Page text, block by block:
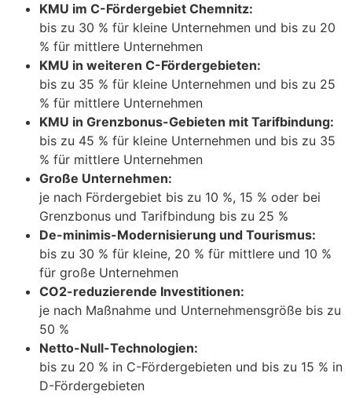
KMU im C-Fördergebiet Chemnitz:
bis zu 30 % für kleine Unternehmen und bis zu 20
% für mittlere Unternehmen
KMU in weiteren C-Fördergebieten:
bis zu 35 % für kleine Unternehmen und bis zu 25
% für mittlere Unternehmen
KMU in Grenzbonus-Gebieten mit Tarifbindung:
bis zu 45 % für kleine Unternehmen und bis zu 35
% für mittlere Unternehmen
Große Unternehmen:
je nach Fördergebiet bis zu 10 %, 15 % oder bei
Grenzbonus und Tarifbindung bis zu 25 %
De-minimis-Modernisierung und Tourismus:
bis zu 30 % für kleine, 20 % für mittlere und 10 %
für große Unternehmen
CO2-reduzierende Investitionen:
je nach Maßnahme und Unternehmensgröße bis zu
50 %
Netto-Null-Technologien:
bis zu 20 % in C-Fördergebieten und bis zu 15 % in
D-Fördergebieten